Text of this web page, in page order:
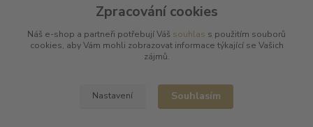
Chablis Daniel-Etienne Defaix
Champagne Jean-Marc Sélèque
Zpracování cookies
Náš e-shop a partneři potřebují Váš souhlas s použitím souborů
cookies, aby Vám mohli zobrazovat informace týkající se Vašich
zájmů.
Nastavení Souhlasím